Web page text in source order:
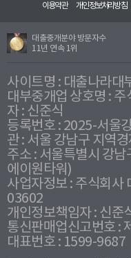
이용약관 개인정보처리방침
대출중개분야 방문자수
11년 연속 1위
사이트명 : 대출나라대
대부중개업 상호명 :
자 : 신준식
등록번호 : 2025-서울
관 : 서울 강남구 지역
주소 : 서울특별시 강
에이원타워)
사업자정보 : 주식회
03602
개인정보책임자 : 신준
통신판매업신고번호 :
대표번호 : 1599-9687